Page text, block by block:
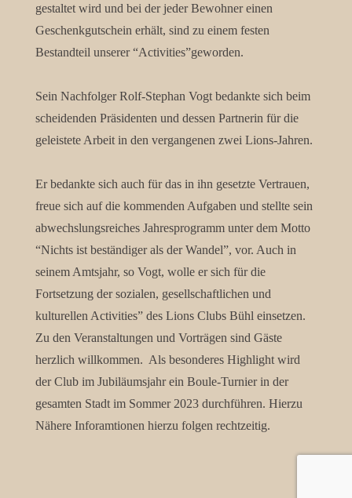
gestaltet wird und bei der jeder Bewohner einen
Geschenkgutschein erhält, sind zu einem festen
Bestandteil unserer “Activities”geworden.
Sein Nachfolger Rolf-Stephan Vogt bedankte sich beim
scheidenden Präsidenten und dessen Partnerin für die
geleistete Arbeit in den vergangenen zwei Lions-Jahren.
Er bedankte sich auch für das in ihn gesetzte Vertrauen,
freue sich auf die kommenden Aufgaben und stellte sein
abwechslungsreiches Jahresprogramm unter dem Motto
“Nichts ist beständiger als der Wandel”, vor. Auch in
seinem Amtsjahr, so Vogt, wolle er sich für die
Fortsetzung der sozialen, gesellschaftlichen und
kulturellen Activities” des Lions Clubs Bühl einsetzen.
Zu den Veranstaltungen und Vorträgen sind Gäste
herzlich willkommen. Als besonderes Highlight wird
der Club im Jubiläumsjahr ein Boule-Turnier in der
gesamten Stadt im Sommer 2023 durchführen. Hierzu
Nähere Inforamtionen hierzu folgen rechtzeitig.